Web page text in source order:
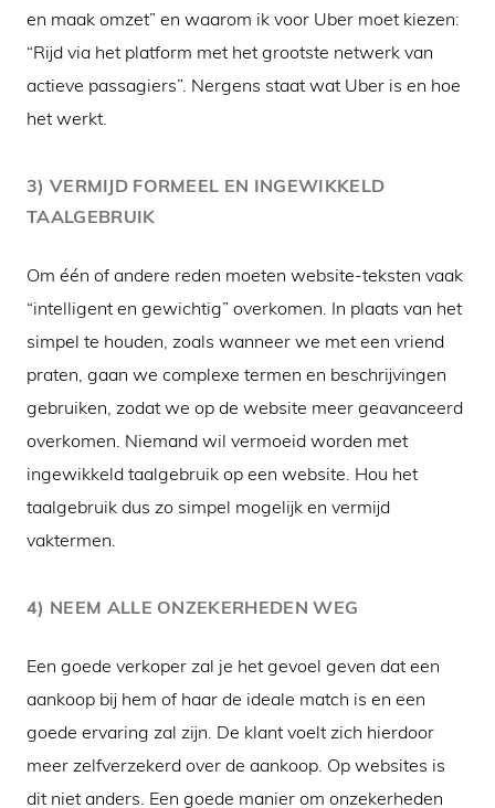
en maak omzet” en waarom ik voor Uber moet kiezen:
“Rijd via het platform met het grootste netwerk van
actieve passagiers”. Nergens staat wat Uber is en hoe
het werkt.
3) VERMIJD FORMEEL EN INGEWIKKELD
TAALGEBRUIK
Om één of andere reden moeten website-teksten vaak
“intelligent en gewichtig” overkomen. In plaats van het
simpel te houden, zoals wanneer we met een vriend
praten, gaan we complexe termen en beschrijvingen
gebruiken, zodat we op de website meer geavanceerd
overkomen. Niemand wil vermoeid worden met
ingewikkeld taalgebruik op een website. Hou het
taalgebruik dus zo simpel mogelijk en vermijd
vaktermen.
4) NEEM ALLE ONZEKERHEDEN WEG
Een goede verkoper zal je het gevoel geven dat een
aankoop bij hem of haar de ideale match is en een
goede ervaring zal zijn. De klant voelt zich hierdoor
meer zelfverzekerd over de aankoop. Op websites is
dit niet anders. Een goede manier om onzekerheden